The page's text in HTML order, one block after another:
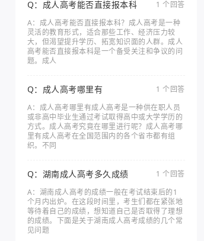
Q：成人高考能否直接报本科
1 个回答
A：成人高考能否直接报本科？成人高考是一种
灵活的教育形式，适合那些工作、经济压力较
大，但渴望提升学历、拓宽知识面的人群。成人
高考能否直接报本科是一个备受关注和争议的问
题。成人
Q：成人高考哪里有
1 个回答
A：成人高考哪里有成人高考是一种供在职人员
或非高中毕业生通过考试取得高中或大学学历的
方式。成人高考究竟在哪里进行呢？成人高考哪
里有成人高考在全国范围内的各个省市都有组
织。不同
Q：湖南成人高考多久成绩
1 个回答
A：湖南成人高考的成绩一般在考试结束后的1
个月内出炉。在这段时间里，考生们都在紧张地
等待着自己的成绩，想知道自己是否取得了理想
的成绩。下面是关于湖南成人高考成绩的几个常
见问题